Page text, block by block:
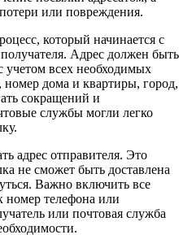
или повреждения.
который начинается с
Адрес должен быть
учетом всех необходимых
дома и квартиры, город,
сокращений и
службы могли легко
адрес отправителя. Это
не сможет быть доставлена
Важно включить все
номер телефона или
или почтовая служба